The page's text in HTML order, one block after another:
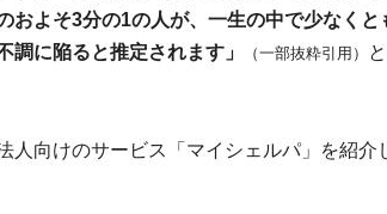
およそ3分の1の人が、一生の中で少なくと
調に陥ると推定されます」
（一部抜粋引用）
人向けのサービス「マイシェルパ」を紹介